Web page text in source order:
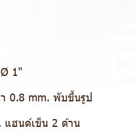
Ø 1"
0.8 mm. พับขึ้นรูป
แฮนด์เข็น 2 ด้าน